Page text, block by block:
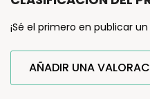
¡Sé el primero en publicar
AÑADIR UNA